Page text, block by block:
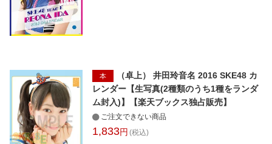
本
（卓上） 井田玲音名 2016 SKE48 カ
レンダー【生写真(2種類のうち1種をランダ
ム封入)】【楽天ブックス独占販売】
ご注文できない商品
1,833円 (税込)